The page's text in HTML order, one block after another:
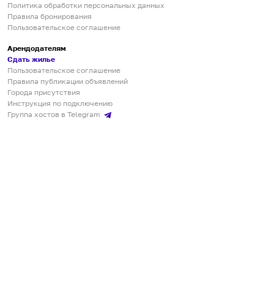
Политика обработки персональных данных
Правила бронирования
Пользовательское соглашение
Арендодателям
Сдать жилье
Пользовательское соглашение
Правила публикации объявлений
Города присутствия
Инструкция по подключению
Группа хостов в Telegram